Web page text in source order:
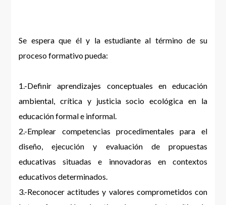
Se espera que él y la estudiante al término de su
proceso formativo pueda:
1.-Definir aprendizajes conceptuales en educación
ambiental, crítica y justicia socio ecológica en la
educación formal e informal.
2.-Emplear competencias procedimentales para el
diseño, ejecución y evaluación de propuestas
educativas situadas e innovadoras en contextos
educativos determinados.
3.-Reconocer actitudes y valores comprometidos con